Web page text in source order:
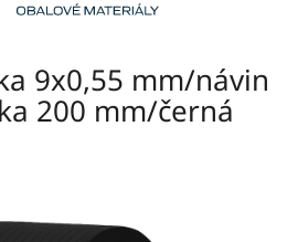
9x0,55 mm/návin
200 mm/černá